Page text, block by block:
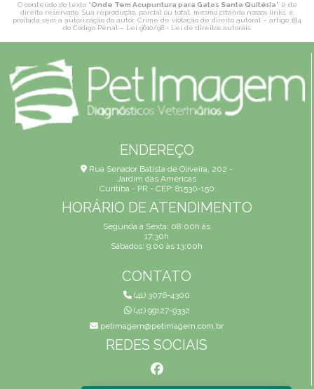
O conteúdo do texto "Onde Tem Acupuntura para Gatos Santa Quitéria" é de
direito reservado. Sua reprodução, parcial ou total, mesmo citando nossos links, é
proibida sem a autorização do autor. Crime de violação de direito autoral – artigo 184
do Código Penal – Lei 9610/98 - Lei de direitos autorais.
ENDEREÇO
Rua Senador Batista de Oliveira, 202 -
Jardim das Américas
Curitiba - PR - CEP: 81530-150
HORÁRIO DE ATENDIMENTO
Segunda a Sexta: 08:00h às
17:30h
Sábados: 9:00 às 13:00h
CONTATO
(41) 3076-4300
(41) 99127-9332
petimagem@petimagem.com.br
REDES SOCIAIS